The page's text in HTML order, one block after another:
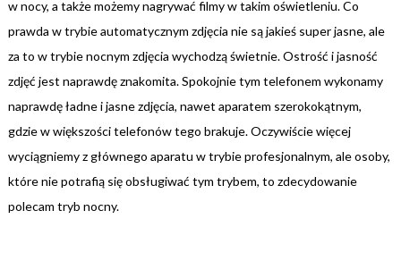
w nocy, a także możemy nagrywać filmy w takim oświetleniu. Co
prawda w trybie automatycznym zdjęcia nie są jakieś super jasne, ale
za to w trybie nocnym zdjęcia wychodzą świetnie. Ostrość i jasność
zdjęć jest naprawdę znakomita. Spokojnie tym telefonem wykonamy
naprawdę ładne i jasne zdjęcia, nawet aparatem szerokokątnym,
gdzie w większości telefonów tego brakuje. Oczywiście więcej
wyciągniemy z głównego aparatu w trybie profesjonalnym, ale osoby,
które nie potrafią się obsługiwać tym trybem, to zdecydowanie
polecam tryb nocny.